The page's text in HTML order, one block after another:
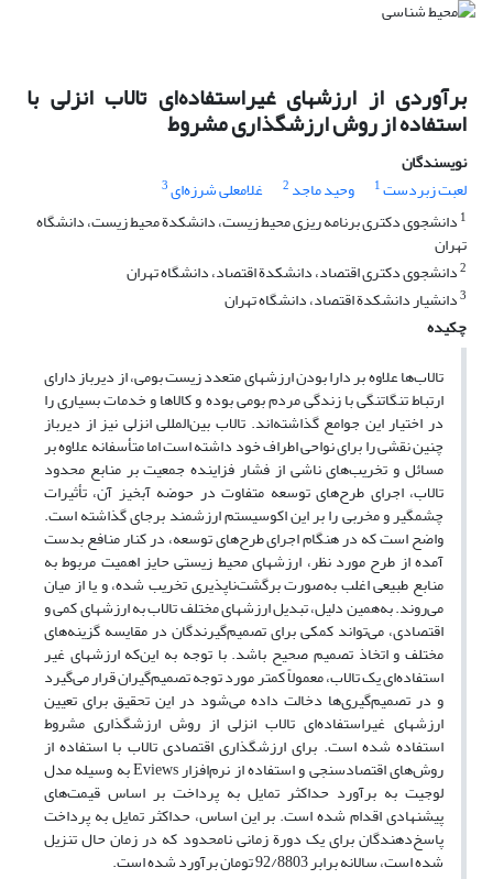
برآوردی از ارزشهای غیر‌استفاده‌ای تالاب انزلی با
استفاده از روش ارزشگذاری مشروط
نویسندگان
لعبت زبردست1 وحید ماجد 2 غلامعلی شرزه‌ای3
1 دانشجوی دکتری برنامه ریزی محیط زیست، دانشکدة محیط زیست، دانشگاه
تهران
2دانشجوی دکتری اقتصاد، دانشکدة اقتصاد، دانشگاه تهران
3دانشیار دانشکدة اقتصاد، دانشگاه تهران
چکیده
تالاب‌ها علاوه بر دارا بودن ارزشهای متعدد زیست بومی، از دیرباز دارای
ارتباط تنگاتنگی با زندگی مردم بومی بوده و کالاها و خدمات بسیاری را
در اختیار این جوامع گذاشته‌اند. تالاب بین‌المللی انزلی نیز از دیرباز
چنین نقشی را برای نواحی اطراف خود داشته است اما متأسفانه علاوه بر
مسائل و تخریب‌های ناشی از فشار فزاینده جمعیت بر منابع محدود
تالاب، اجرای طرح‌های توسعه متفاوت در حوضه آبخیز آن، تأثیرات
چشمگیر و مخربی را بر این اکوسیستم ارزشمند برجای گذاشته است.
واضح است که در هنگام اجرای طرح‌های توسعه، در کنار منافع بدست
آمده از طرح مورد نظر، ارزشهای محیط زیستی حایز اهمیت مربوط به
منابع طبیعی اغلب به‌صورت برگشت‌ناپذیری تخریب شده، و یا از میان
می‌روند. به‌همین دلیل، تبدیل ارزشهای مختلف تالاب به ارزشهای کمی و
اقتصادی، می‌تواند کمکی برای تصمیم‌گیرندگان در مقایسه گزینه‌های
مختلف و اتخاذ تصمیم صحیح باشد. با توجه به این‌که ارزشهای غیر
استفاده‌ای یک تالاب، معمولاً کمتر مورد توجه تصمیم‌گیران قرار می‌گیرد
و در تصمیم‌گیری‌ها دخالت داده می‌شود در این تحقیق برای تعیین
ارزشهای غیراستفاده‌ای تالاب انزلی از روش ارزشگذاری مشروط
استفاده شده است. برای ارزشگذاری اقتصادی تالاب با استفاده از
روش‌های اقتصادسنجی و استفاده از نرم‌افزار Eviews به وسیله مدل
لوجیت به برآورد حداکثر تمایل به پرداخت بر اساس قیمت‌های
پیشنهادی اقدام شده است. بر این اساس، حداکثر تمایل به پرداخت
پاسخ‌دهندگان برای یک دورة زمانی نامحدود که در زمان حال تنزیل
شده است، سالانه برابر 92/8803 تومان برآورد شده است.